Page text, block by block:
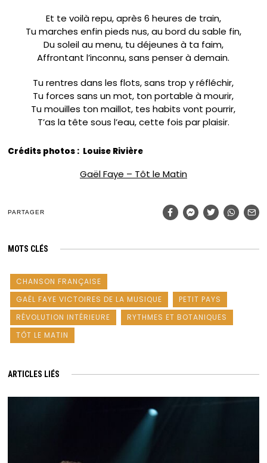
Et te voilà repu, après 6 heures de train,
Tu marches enfin pieds nus, au bord du sable fin,
Du soleil au menu, tu déjeunes à ta faim,
Affrontant l’inconnu, sans penser à demain.
Tu rentres dans les flots, sans trop y réfléchir,
Tu forces sans un mot, ton portable à mourir,
Tu mouilles ton maillot, tes habits vont pourrir,
T’as la tête sous l’eau, cette fois par plaisir.
Crédits photos : Louise Rivière
Gaël Faye – Tôt le Matin
PARTAGER
MOTS CLÉS
CHANSON FRANÇAISE
GAËL FAYE VICTOIRES DE LA MUSIQUE
PETIT PAYS
RÉVOLUTION INTÉRIEURE
RYTHMES ET BOTANIQUES
TÔT LE MATIN
ARTICLES LIÉS